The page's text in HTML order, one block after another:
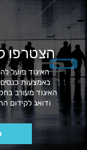
הצטרפו
האיגוד פועל
באמצעות כנסים,
האיגוד מעורב
ודואג לקידום